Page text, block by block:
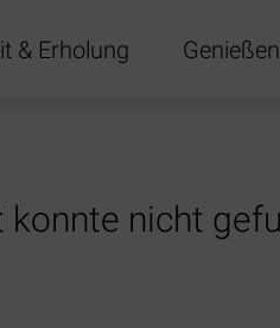
& Erholung
nicht